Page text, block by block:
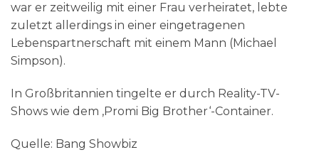
war er zeitweilig mit einer Frau verheiratet, lebte
zuletzt allerdings in einer eingetragenen
Lebenspartnerschaft mit einem Mann (Michael
Simpson).
In Großbritannien tingelte er durch Reality-TV-
Shows wie dem ‚Promi Big Brother‘-Container.
Quelle: Bang Showbiz